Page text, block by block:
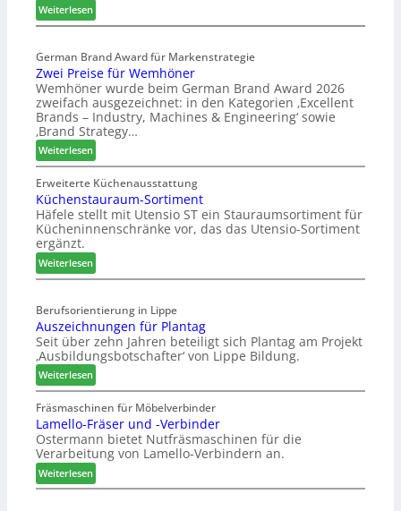
p
s
s
t
F
ü
h
r
u
n
g
a
n
Weiterlesen:
E
v
e
d
i
u
n
d
H
u
b
t
e
x
s
t
l
e
n
a
u
s
German Brand Award für Markenstrategie
Zwei Preise für Wemhöner
Wemhöner wurde beim German Brand Award 2026
zweifach ausgezeichnet: in den Kategorien ‚Excellent
Brands – Industry, Machines & Engineering‘ sowie
‚Brand Strategy…
Weiterlesen:
Z
w
e
i
P
e
i
e
f
ü
r
W
e
m
h
ö
n
e
r
Erweiterte Küchenausstattung
Küchenstauraum-Sortiment
Häfele stellt mit Utensio ST ein Stauraumsortiment für
Kücheninnenschränke vor, das das Utensio-Sortiment
ergänzt.
Weiterlesen:
K
c
h
e
n
s
t
a
u
r
a
m
Berufsorientierung in Lippe
Auszeichnungen für Plantag
Seit über zehn Jahren beteiligt sich Plantag am Projekt
‚Ausbildungsbotschafter‘ von Lippe Bildung.
Weiterlesen:
A
u
s
z
e
c
Fräsmaschinen für Möbelverbinder
Lamello-Fräser und -Verbinder
Ostermann bietet Nutfräsmaschinen für die
Verarbeitung von Lamello-Verbindern an.
Weiterlesen:
L